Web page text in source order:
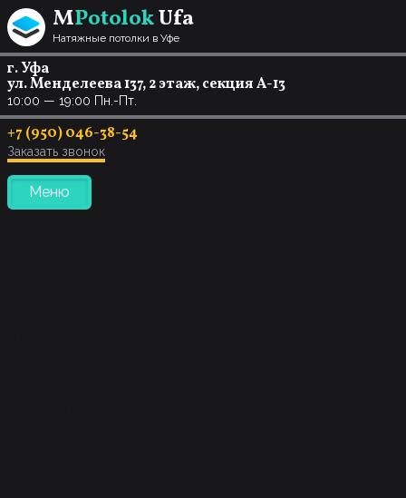
Перейти к содержанию
MPotolokUfa
Натяжные потолки в Уфе
г. Уфа
ул. Менделеева 137, 2 этаж, секция А-13
10:00 — 19:00 Пн.-Пт.
+7 (950) 046-38-54
Заказать звонок
Меню